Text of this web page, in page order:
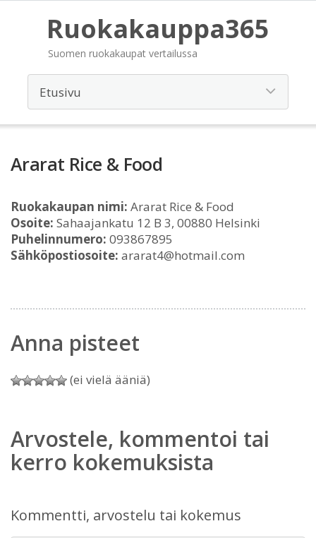
Ruokakauppa365
Suomen ruokakaupat vertailussa
Ararat Rice & Food
Ruokakaupan nimi: Ararat Rice & Food
Osoite: Sahaajankatu 12 B 3, 00880 Helsinki
Puhelinnumero: 093867895
Sähköpostiosoite: ararat4@hotmail.com
Anna pisteet
(ei vielä ääniä)
Arvostele, kommentoi tai
kerro kokemuksista
Kommentti, arvostelu tai kokemus